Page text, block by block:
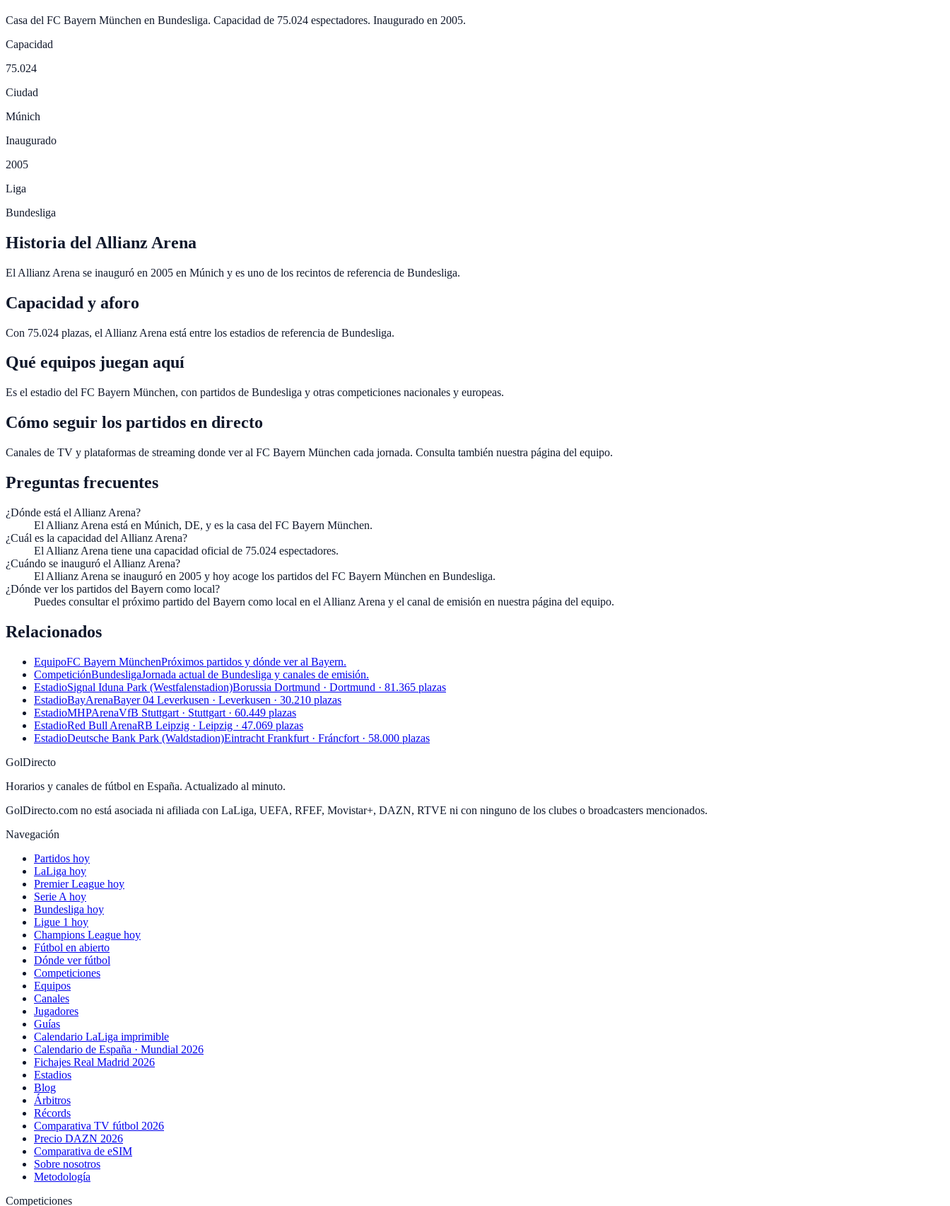
Casa del FC Bayern München en Bundesliga. Capacidad de 75.024 espectadores. Inaugurado en 2005.
Capacidad
75.024
Ciudad
Múnich
Inaugurado
2005
Liga
Bundesliga
Historia del Allianz Arena
El Allianz Arena se inauguró en 2005 en Múnich y es uno de los recintos de referencia de Bundesliga.
Capacidad y aforo
Con 75.024 plazas, el Allianz Arena está entre los estadios de referencia de Bundesliga.
Qué equipos juegan aquí
Es el estadio del FC Bayern München, con partidos de Bundesliga y otras competiciones nacionales y europeas.
Cómo seguir los partidos en directo
Canales de TV y plataformas de streaming donde ver al FC Bayern München cada jornada. Consulta también nuestra página del equipo.
Preguntas frecuentes
¿Dónde está el Allianz Arena?
El Allianz Arena está en Múnich, DE, y es la casa del FC Bayern München.
¿Cuál es la capacidad del Allianz Arena?
El Allianz Arena tiene una capacidad oficial de 75.024 espectadores.
¿Cuándo se inauguró el Allianz Arena?
El Allianz Arena se inauguró en 2005 y hoy acoge los partidos del FC Bayern München en Bundesliga.
¿Dónde ver los partidos del Bayern como local?
Puedes consultar el próximo partido del Bayern como local en el Allianz Arena y el canal de emisión en nuestra página del equipo.
Relacionados
EquipoFC Bayern MünchenPróximos partidos y dónde ver al Bayern.
CompeticiónBundesligaJornada actual de Bundesliga y canales de emisión.
EstadioSignal Iduna Park (Westfalenstadion)Borussia Dortmund · Dortmund · 81.365 plazas
EstadioBayArenaBayer 04 Leverkusen · Leverkusen · 30.210 plazas
EstadioMHPArenaVfB Stuttgart · Stuttgart · 60.449 plazas
EstadioRed Bull ArenaRB Leipzig · Leipzig · 47.069 plazas
EstadioDeutsche Bank Park (Waldstadion)Eintracht Frankfurt · Fráncfort · 58.000 plazas
GolDirecto
Horarios y canales de fútbol en España. Actualizado al minuto.
GolDirecto.com no está asociada ni afiliada con LaLiga, UEFA, RFEF, Movistar+, DAZN, RTVE ni con ninguno de los clubes o broadcasters mencionados.
Navegación
Partidos hoy
LaLiga hoy
Premier League hoy
Serie A hoy
Bundesliga hoy
Ligue 1 hoy
Champions League hoy
Fútbol en abierto
Dónde ver fútbol
Competiciones
Equipos
Canales
Jugadores
Guías
Calendario LaLiga imprimible
Calendario de España · Mundial 2026
Fichajes Real Madrid 2026
Estadios
Blog
Árbitros
Récords
Comparativa TV fútbol 2026
Precio DAZN 2026
Comparativa de eSIM
Sobre nosotros
Metodología
Competiciones